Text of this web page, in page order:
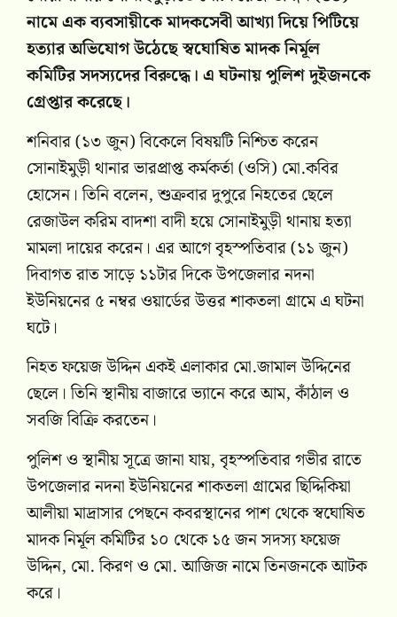
নামে এক ব্যবসায়ীকে মাদকসেবী আখ্যা দিয়ে পিটিয়ে
হত্যার অভিযোগ উঠেছে স্বঘোষিত মাদক নির্মূল
কমিটির সদস্যদের বিরুদ্ধে। এ ঘটনায় পুলিশ দুইজনকে
গ্রেপ্তার করেছে।
শনিবার (১৩ জুন) বিকেলে বিষয়টি নিশ্চিত করেন
সোনাইমুড়ী থানার ভারপ্রাপ্ত কর্মকর্তা (ওসি) মো.কবির
হোসেন। তিনি বলেন, শুক্রবার দুপুরে নিহতের ছেলে
রেজাউল করিম বাদশা বাদী হয়ে সোনাইমুড়ী থানায় হত্যা
মামলা দায়ের করেন। এর আগে বৃহস্পতিবার (১১ জুন)
দিবাগত রাত সাড়ে ১১টার দিকে উপজেলার নদনা
ইউনিয়নের ৫ নম্বর ওয়ার্ডের উত্তর শাকতলা গ্রামে এ ঘটনা
ঘটে।
নিহত ফয়েজ উদ্দিন একই এলাকার মো.জামাল উদ্দিনের
ছেলে। তিনি স্থানীয় বাজারে ভ্যানে করে আম, কাঁঠাল ও
সবজি বিক্রি করতেন।
পুলিশ ও স্থানীয় সূত্রে জানা যায়, বৃহস্পতিবার গভীর রাতে
উপজেলার নদনা ইউনিয়নের শাকতলা গ্রামের ছিদ্দিকিয়া
আলীয়া মাদ্রাসার পেছনে কবরস্থানের পাশ থেকে স্বঘোষিত
মাদক নির্মূল কমিটির ১০ থেকে ১৫ জন সদস্য ফয়েজ
উদ্দিন, মো. কিরণ ও মো. আজিজ নামে তিনজনকে আটক
করে।